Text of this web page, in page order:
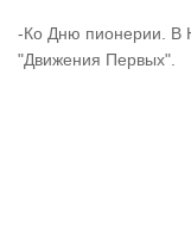
-Ко Дню пионерии. В
"Движения Первых".